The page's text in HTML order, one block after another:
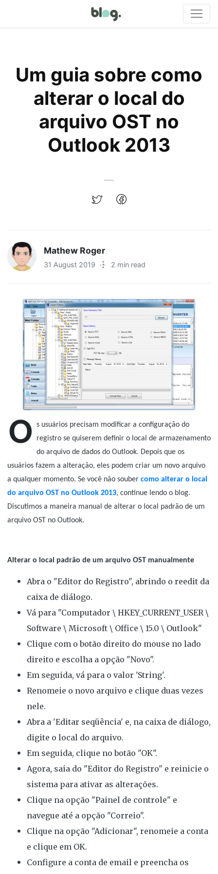
Um guia sobre como
alterar o local do
arquivo OST no
Outlook 2013
Mathew Roger
31 August 2019 · 2 min read
O
s usuários precisam modificar a configuração do
registro se quiserem definir o local de armazenamento
do arquivo de dados do Outlook. Depois que os
usuários fazem a alteração, eles podem criar um novo arquivo
a qualquer momento. Se você não souber como alterar o local
do arquivo OST no Outlook 2013, continue lendo o blog.
Discutimos a maneira manual de alterar o local padrão de um
arquivo OST no Outlook.
Alterar o local padrão de um arquivo OST manualmente
Abra o "Editor do Registro", abrindo o reedit da
caixa de diálogo.
Vá para "Computador \ HKEY_CURRENT_USER \
Software \ Microsoft \ Office \ 15.0 \ Outlook"
Clique com o botão direito do mouse no lado
direito e escolha a opção "Novo".
Em seguida, vá para o valor 'String'.
Renomeie o novo arquivo e clique duas vezes
nele.
Abra a 'Editar seqüência' e, na caixa de diálogo,
digite o local do arquivo.
Em seguida, clique no botão "OK".
Agora, saia do "Editor do Registro" e reinicie o
sistema para ativar as alterações.
Clique na opção "Painel de controle" e
navegue até a opção "Correio".
Clique na opção "Adicionar", renomeie a conta
e clique em OK.
Configure a conta de email e preencha os